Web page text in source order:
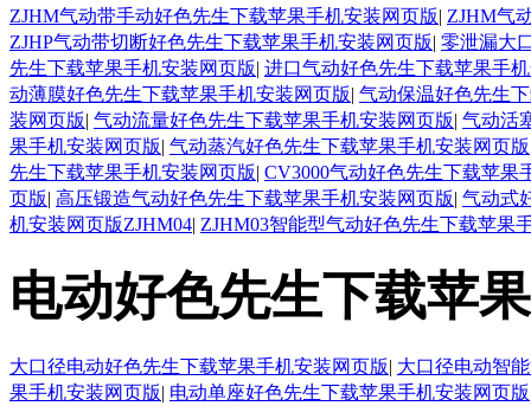
ZJHM气动带手动好色先生下载苹果手机安装网页版| ZJHM气
ZJHP气动带切断好色先生下载苹果手机安装网页版| 零泄漏大
先生下载苹果手机安装网页版| 进口气动好色先生下载苹果手
动薄膜好色先生下载苹果手机安装网页版| 气动保温好色先生
装网页版| 气动流量好色先生下载苹果手机安装网页版| 气动活
果手机安装网页版| 气动蒸汽好色先生下载苹果手机安装网页版
先生下载苹果手机安装网页版| CV3000气动好色先生下载苹果
页版| 高压锻造气动好色先生下载苹果手机安装网页版| 气动式
机安装网页版ZJHM04| ZJHM03智能型气动好色先生下载苹果
电动好色先生下载苹
大口径电动好色先生下载苹果手机安装网页版| 大口径电动智
果手机安装网页版| 电动单座好色先生下载苹果手机安装网页版